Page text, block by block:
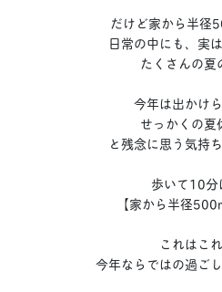
だけど家から半径
日常の中にも、実
たくさんの夏
今年は出かけ
せっかくの
と残念に思う気持
歩いて10分
【家から半径
これはこれ
今年ならではの過ご